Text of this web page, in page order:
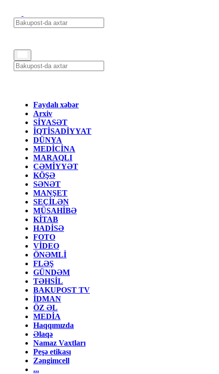
Faydalı xəbər
Arxiv
SİYASƏT
İQTİSADİYYAT
DÜNYA
MEDİCİNA
MARAQLI
CƏMİYYƏT
KÖŞƏ
SƏNƏT
MANŞET
SEÇİLƏN
MÜSAHİBƏ
KİTAB
HADİSƏ
FOTO
VİDEO
ÖNƏMLİ
FLƏŞ
GÜNDƏM
TƏHSİL
BAKUPOST TV
İDMAN
ÖZ ƏL
MEDİA
Haqqımızda
Əlaqə
Namaz Vaxtları
Peşə etikası
Zəngimcell
...